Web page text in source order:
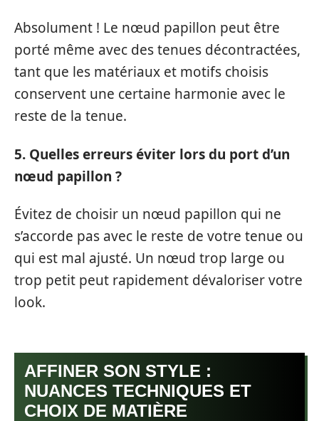
Absolument ! Le nœud papillon peut être
porté même avec des tenues décontractées,
tant que les matériaux et motifs choisis
conservent une certaine harmonie avec le
reste de la tenue.
5. Quelles erreurs éviter lors du port d’un
nœud papillon ?
Évitez de choisir un nœud papillon qui ne
s’accorde pas avec le reste de votre tenue ou
qui est mal ajusté. Un nœud trop large ou
trop petit peut rapidement dévaloriser votre
look.
AFFINER SON STYLE :
NUANCES TECHNIQUES ET
CHOIX DE MATIÈRE